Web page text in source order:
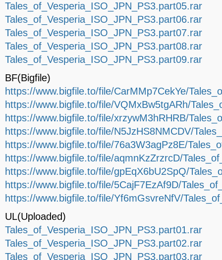
Tales_of_Vesperia_ISO_JPN_PS3.part05.rar
Tales_of_Vesperia_ISO_JPN_PS3.part06.rar
Tales_of_Vesperia_ISO_JPN_PS3.part07.rar
Tales_of_Vesperia_ISO_JPN_PS3.part08.rar
Tales_of_Vesperia_ISO_JPN_PS3.part09.rar
BF(Bigfile)
https://www.bigfile.to/file/CarMMp7CekYe/
https://www.bigfile.to/file/VQMxBw5tgARh/
https://www.bigfile.to/file/xrzywM3hRHRB/
https://www.bigfile.to/file/N5JzHS8NMCDV/
https://www.bigfile.to/file/76a3W3agPz8E/
https://www.bigfile.to/file/aqmnKzZrzrcD/
https://www.bigfile.to/file/gpEqX6bU2SpQ/
https://www.bigfile.to/file/5CajF7EzAf9D/
https://www.bigfile.to/file/Yf6mGsvreNfV/
UL(Uploaded)
Tales_of_Vesperia_ISO_JPN_PS3.part01.rar
Tales_of_Vesperia_ISO_JPN_PS3.part02.rar
Tales_of_Vesperia_ISO_JPN_PS3.part03.rar